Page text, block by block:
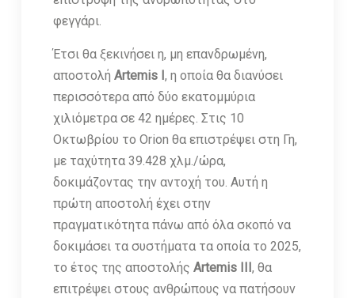
φεγγάρι.
Έτσι θα ξεκινήσει η, μη επανδρωμένη,
αποστολή Artemis I , η οποία θα διανύσει
περισσότερα από δύο εκατομμύρια
χιλιόμετρα σε 42 ημέρες. Στις 10
Οκτωβρίου το Orion θα επιστρέψει στη Γη,
με ταχύτητα 39.428 χλμ./ώρα,
δοκιμάζοντας την αντοχή του. Αυτή η
πρώτη αποστολή έχει στην
πραγματικότητα πάνω από όλα σκοπό να
δοκιμάσει τα συστήματα τα οποία το 2025,
το έτος της αποστολής Artemis III , θα
επιτρέψει στους ανθρώπους να πατήσουν